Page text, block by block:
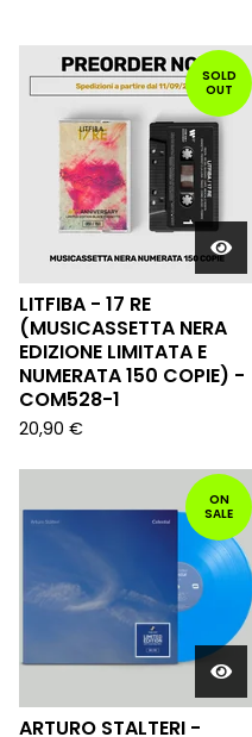
PRODOTTI
IN
PRIMO
PIANO
SOLD
OUT
LITFIBA - 17 RE
(MUSICASSETTA NERA
EDIZIONE LIMITATA E
NUMERATA 150 COPIE) -
COM528-1
20,90 €
ON
SALE
ARTURO STALTERI -